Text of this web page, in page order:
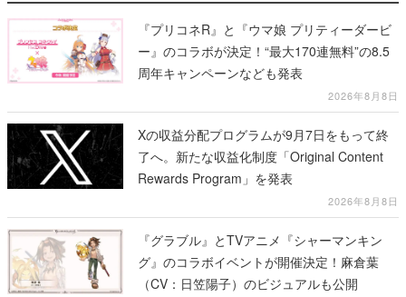
『プリコネR』と『ウマ娘 プリティーダービ
ー』のコラボが決定！“最大170連無料”の8.5
周年キャンペーンなども発表
2026年8月8日
Xの収益分配プログラムが9月7日をもって終
了へ。新たな収益化制度「Original Content
Rewards Program」を発表
2026年8月8日
『グラブル』とTVアニメ『シャーマンキン
グ』のコラボイベントが開催決定！麻倉葉
（CV：日笠陽子）のビジュアルも公開